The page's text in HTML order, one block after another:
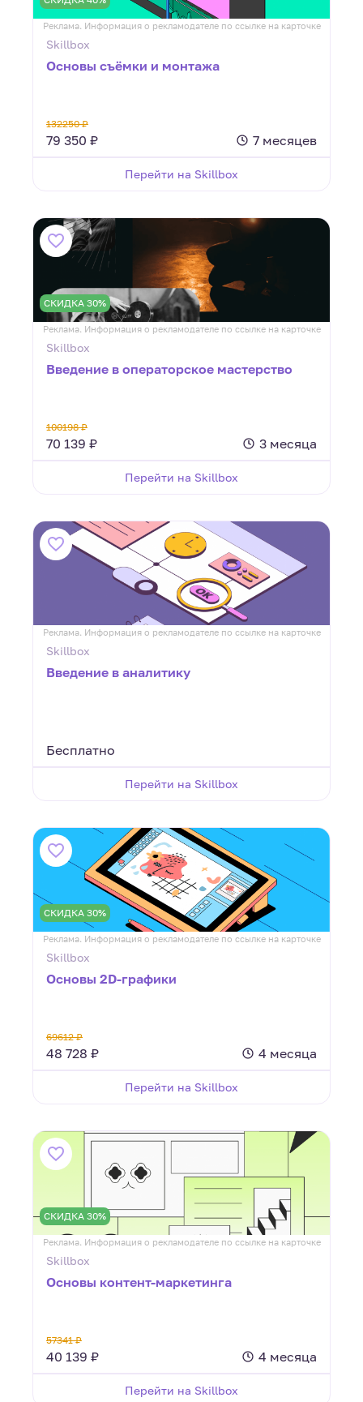
Реклама. Информация о рекламодателе по ссылке на карточке
Skillbox
Основы съёмки и монтажа
132250 ₽
79 350 ₽ 7 месяцев
Перейти на Skillbox
СКИДКА 30%
Реклама. Информация о рекламодателе по ссылке на карточке
Skillbox
Введение в операторское мастерство
100198 ₽
70 139 ₽ 3 месяца
Перейти на Skillbox
Реклама. Информация о рекламодателе по ссылке на карточке
Skillbox
Введение в аналитику
Бесплатно
Перейти на Skillbox
СКИДКА 30%
Реклама. Информация о рекламодателе по ссылке на карточке
Skillbox
Основы 2D-графики
69612 ₽
48 728 ₽ 4 месяца
Перейти на Skillbox
СКИДКА 30%
Реклама. Информация о рекламодателе по ссылке на карточке
Skillbox
Основы контент-маркетинга
57341 ₽
40 139 ₽ 4 месяца
Перейти на Skillbox